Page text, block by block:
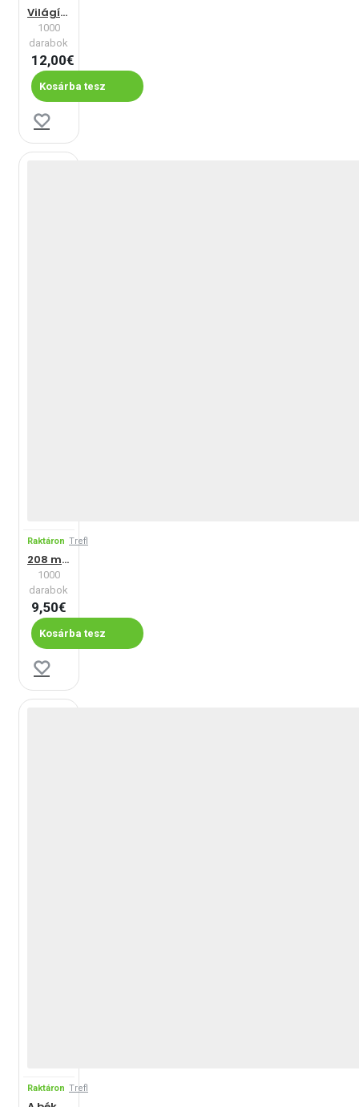
Világítótorony
1000
darabok
12,00€
Kosárba tesz
Raktáron Trefl
208 macska
1000
darabok
9,50€
Kosárba tesz
Raktáron Trefl